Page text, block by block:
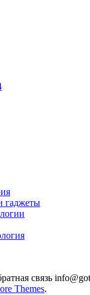
гаджеты
связь
Themes.